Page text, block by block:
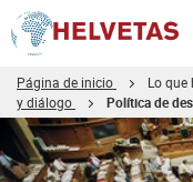
Página de inicio Lo que
y diálogo
Política de
Tabla de contenido
Política suiza de
Más información en
Documentos de